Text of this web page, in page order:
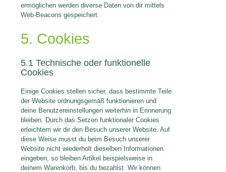
ermöglichen werden diverse Daten von dir mittels
Web-Beacons gespeichert.
5. Cookies
5.1 Technische oder funktionelle
Cookies
Einige Cookies stellen sicher, dass bestimmte Teile
der Website ordnungsgemäß funktionieren und
deine Benutzereinstellungen weiterhin in Erinnerung
bleiben. Durch das Setzen funktionaler Cookies
erleichtern wir dir den Besuch unserer Website. Auf
diese Weise musst du beim Besuch unserer
Website nicht wiederholt dieselben Informationen
eingeben, so bleiben Artikel beispielsweise in
deinem Warenkorb, bis du bezahlst. Wir können